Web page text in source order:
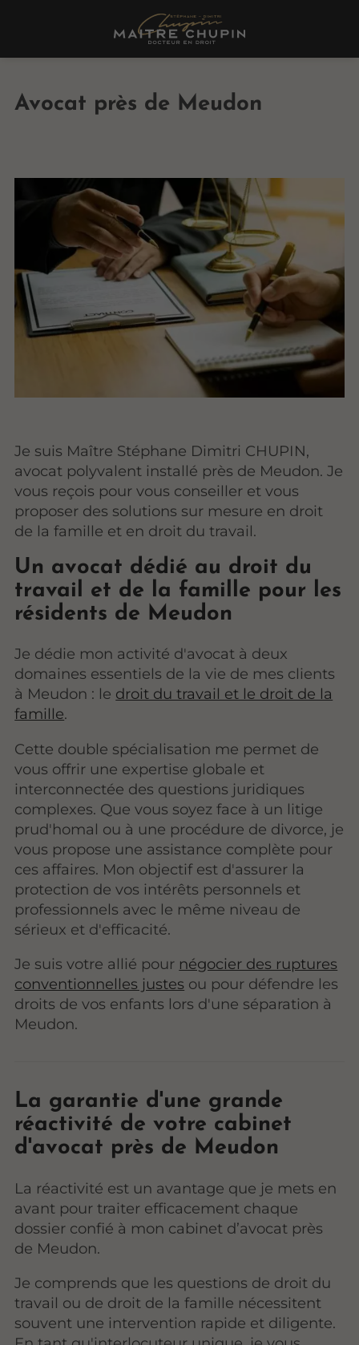
Avocat près de Meudon
Je suis Maître Stéphane Dimitri CHUPIN,
avocat polyvalent installé près de Meudon. Je
vous reçois pour vous conseiller et vous
proposer des solutions sur mesure en droit
de la famille et en droit du travail.
Un avocat dédié au droit du
travail et de la famille pour les
résidents de Meudon
Je dédie mon activité d'avocat à deux
domaines essentiels de la vie de mes clients
à Meudon : le droit du travail et le droit de la
famille.
Cette double spécialisation me permet de
vous offrir une expertise globale et
interconnectée des questions juridiques
complexes. Que vous soyez face à un litige
prud'homal ou à une procédure de divorce, je
vous propose une assistance complète pour
ces affaires. Mon objectif est d'assurer la
protection de vos intérêts personnels et
professionnels avec le même niveau de
sérieux et d'efficacité.
Je suis votre allié pour négocier des ruptures
conventionnelles justes ou pour défendre les
droits de vos enfants lors d'une séparation à
Meudon.
La garantie d'une grande
réactivité de votre cabinet
d'avocat près de Meudon
La réactivité est un avantage que je mets en
avant pour traiter efficacement chaque
dossier confié à mon cabinet d’avocat près
de Meudon.
Je comprends que les questions de droit du
travail ou de droit de la famille nécessitent
souvent une intervention rapide et diligente.